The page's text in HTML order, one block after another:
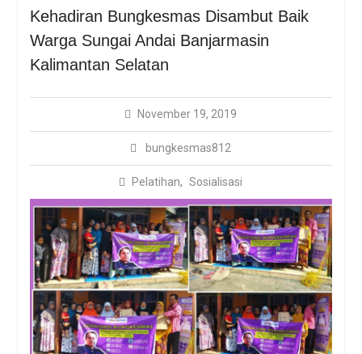
Sosialisasi Bungkemas
Dengan Protokol
Kesehatan Covid-19
BUNGKESMAS, DARI UIN
Kehadiran Bungkesmas Disambut Baik
Warga Sungai Andai Banjarmasin
Kalimantan Selatan
November 19, 2019
bungkesmas812
Pelatihan, Sosialisasi